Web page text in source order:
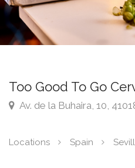
Too Good To Go
Av. de la Buhaira, 10,
Locations Spain